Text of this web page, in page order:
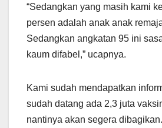
“Sedangkan yang masih kami
persen adalah anak anak
Sedangkan angkatan 95 ini
kaum difabel,” ucapnya.
Kami sudah mendapatkan
sudah datang ada 2,3 juta
nantinya akan segera